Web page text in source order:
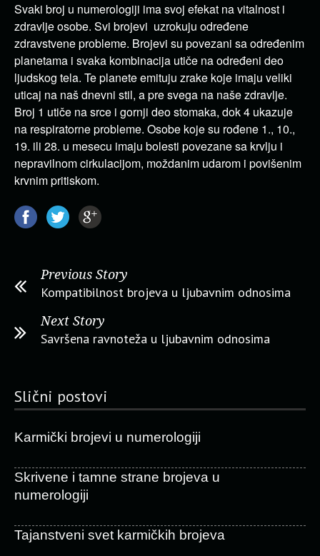
Svaki broj u numerologiji ima svoj efekat na vitalnost i
zdravlje osobe. Svi brojevi uzrokuju određene
zdravstvene probleme. Brojevi su povezani sa određenim
planetama i svaka kombinacija utiče na određeni deo
ljudskog tela. Te planete emituju zrake koje imaju veliki
uticaj na naš dnevni stil, a pre svega na naše zdravlje.
Broj 1 utiče na srce i gornji deo stomaka, dok 4 ukazuje
na respiratorne probleme. Osobe koje su rođene 1., 10.,
19. ili 28. u mesecu imaju bolesti povezane sa krvlju i
nepravilnom cirkulacijom, moždanim udarom i povišenim
krvnim pritiskom.
Previous Story
Kompatibilnost brojeva u ljubavnim odnosima
Next Story
Savršena ravnoteža u ljubavnim odnosima
Slični postovi
Karmički brojevi u numerologiji
Skrivene i tamne strane brojeva u
numerologiji
Tajanstveni svet karmičkih brojeva